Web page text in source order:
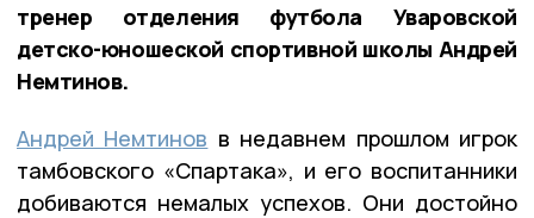
тренер отделения футбола Уваровской
детско-юношеской спортивной школы Андрей
Немтинов.
Андрей Немтинов в недавнем прошлом игрок
тамбовского «Спартака», и его воспитанники
добиваются немалых успехов. Они достойно